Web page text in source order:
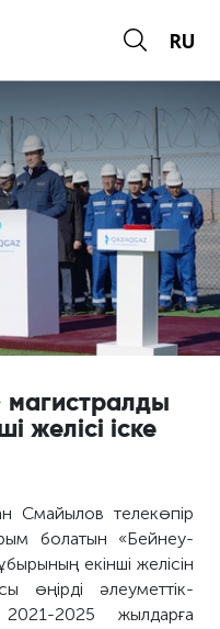
RU
желісі іске
Смайылов телекөпір
болатын «Бейнеу-
екінші желісін
өңірді әлеуметтік-
2025 жылдарға